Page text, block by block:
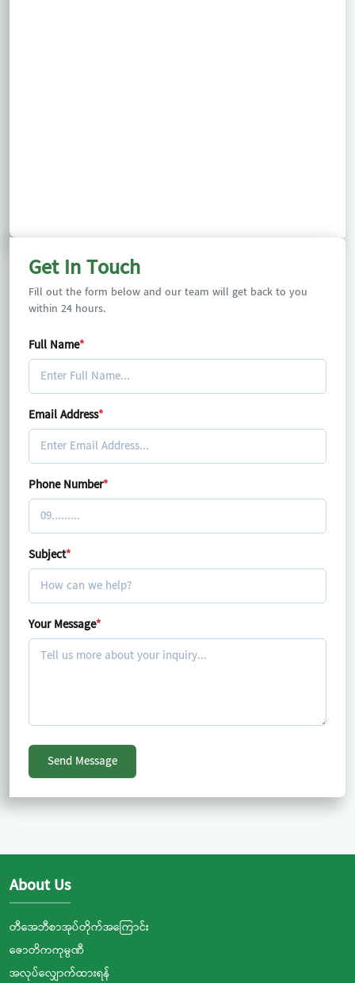
Get In Touch
Fill out the form below and our team will get back to you
within 24 hours.
Full Name*
Email Address*
Phone Number*
Subject*
Your Message*
Send Message
About Us
တီအေဘီစာအုပ်တိုက်အကြောင်း
ဇောတိကကုမ္ပဏီ
အလုပ်လျှောက်ထားရန်